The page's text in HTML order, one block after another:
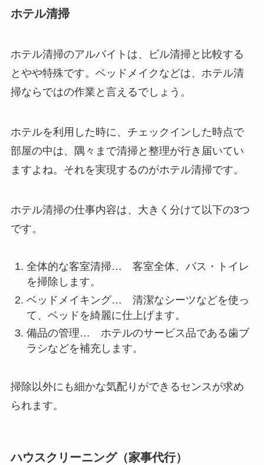
ホテル清掃
ホテル清掃のアルバイトは、ビル清掃と比較する
とやや特殊です。ベッドメイクなどは、ホテル清
掃ならではの作業と言えるでしょう。
ホテルを利用した時に、チェックインした時点で
部屋の中は、隅々まで清掃と整理が行き届いてい
ますよね。それを実現するのがホテル清掃です。
ホテル清掃の仕事内容は、大きく分けて以下の3つ
です。
全体的な客室清掃… 客室全体、バス・トイレ
を掃除します。
ベッドメイキング… 清潔なシーツなどを使っ
て、ベッドを綺麗に仕上げます。
備品の管理… ホテルのサービス品である歯ブ
ラシなどを補充します。
掃除以外にも細かな気配りができるセンスが求め
られます。
ハウスクリーニング（家事代行）